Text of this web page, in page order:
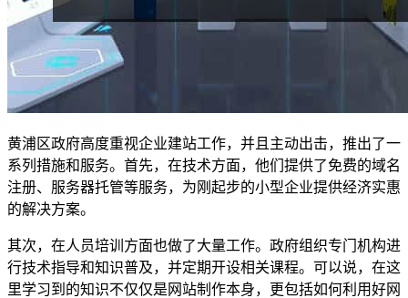
黄浦区政府高度重视企业建站工作，并且主动出击，推出了一
系列措施和服务。首先，在技术方面，他们提供了免费的域名
注册、服务器托管等服务，为刚起步的小型企业提供经济实惠
的解决方案。
其次，在人员培训方面也做了大量工作。政府组织专门机构进
行技术指导和知识普及，并定期开设相关课程。可以说，在这
里学习到的知识不仅仅是网站制作本身，更包括如何利用好网